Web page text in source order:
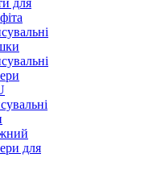
для
для